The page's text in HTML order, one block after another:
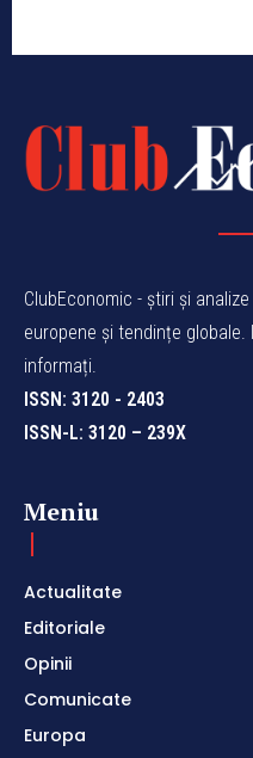
ClubEconomic - știri și
europene și tendințe
informați.
ISSN: 3120 - 2403
ISSN-L: 3120 – 239X
Meniu
Actualitate
Editoriale
Opinii
Comunicate
Europa